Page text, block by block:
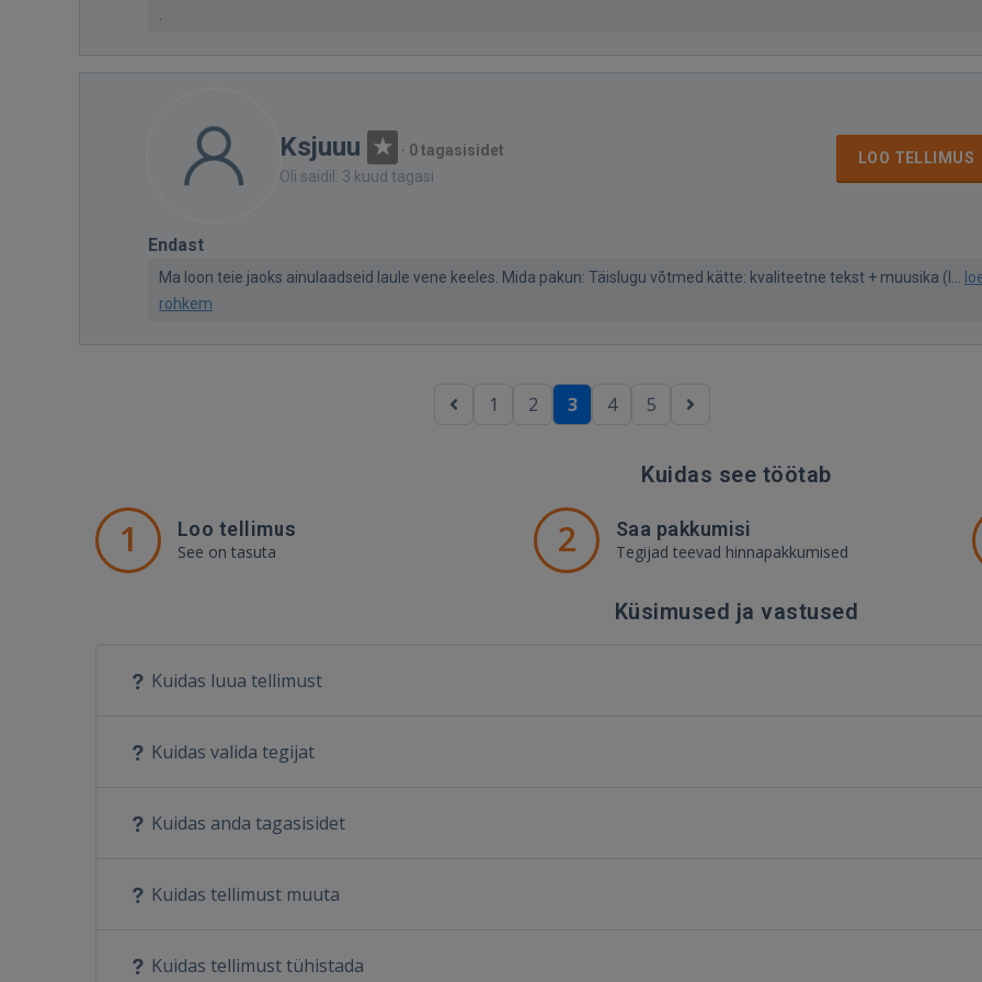
Ksjuuu · 0 tagasisidet
Oli saidil: 3 kuud tagasi
LOO TELLIMUS
Endast
Ma loon teie jaoks ainulaadseid laule vene keeles. Mida pakun: Täislugu võtmed kätte: kvaliteetne tekst + muusika (l...
rohkem
1 2 3 4 5
Kuidas see töötab
1 Loo tellimus
See on tasuta 2 Saa pakkumisi
Tegijad teevad hinnapakkumised
Küsimused ja vastused
Kuidas luua tellimust
Kuidas valida tegijat
Kuidas anda tagasisidet
Kuidas tellimust muuta
Kuidas tellimust tühistada